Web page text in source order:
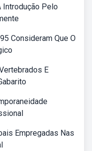
Introdução Pelo
Consideram Que O
E
Empregadas Nas